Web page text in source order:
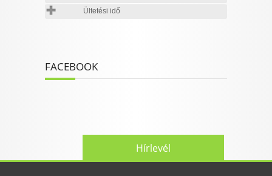
Ültetési idő
FACEBOOK
Hírlevél